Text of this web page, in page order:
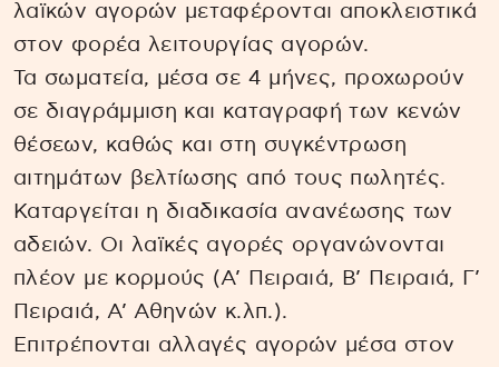
λαϊκών αγορών μεταφέρονται αποκλειστικά
στον φορέα λειτουργίας αγορών.
Τα σωματεία, μέσα σε 4 μήνες, προχωρούν
σε διαγράμμιση και καταγραφή των κενών
θέσεων, καθώς και στη συγκέντρωση
αιτημάτων βελτίωσης από τους πωλητές.
Καταργείται η διαδικασία ανανέωσης των
αδειών. Οι λαϊκές αγορές οργανώνονται
πλέον με κορμούς (Α’ Πειραιά, Β’ Πειραιά, Γ’
Πειραιά, Α’ Αθηνών κ.λπ.).
Επιτρέπονται αλλαγές αγορών μέσα στον